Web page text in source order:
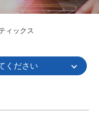
ィックス
ください